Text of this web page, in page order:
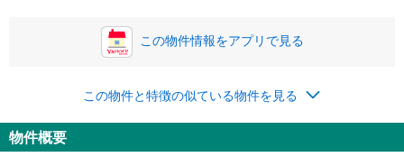
0円
ナス時の増額分（1回分）を入力してください。
ボーナス払いの限度額は金融機関によって異なります。
閉じる
月々の返済額
この物件情報をアプリで見る
この物件と特徴の似ている物件を見る
物件概要